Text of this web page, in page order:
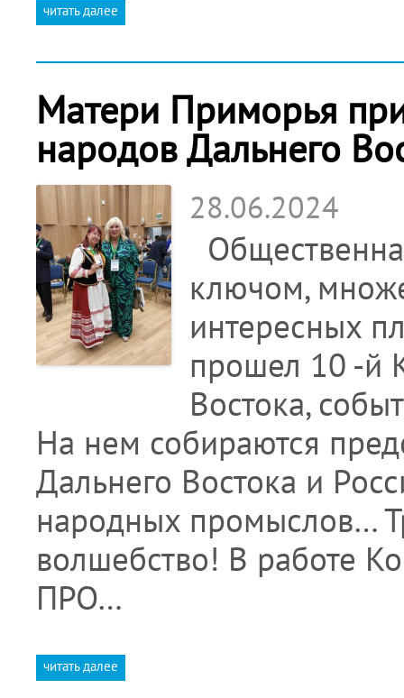
читать далее
Матери Приморья
народов Дальнего
28.06.2024
ключом,
интересных
прошел 10 -й
Востока,
На нем собираются
Дальнего Востока и
народных промыслов…
волшебство! В работе
ПРО…
читать далее